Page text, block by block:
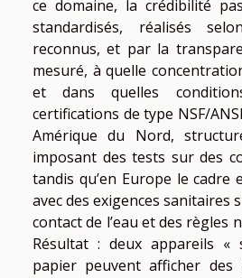
ce domaine, la crédibilité
standardisés, réalisés
reconnus, et par la
mesuré, à quelle
et dans quelles
certifications de type NSF/
Amérique du Nord,
imposant des tests sur des
tandis qu’en Europe le cadre
avec des exigences sanitaires
contact de l’eau et des règles
Résultat : deux appareils «
papier peuvent afficher des